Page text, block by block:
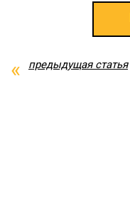
предыдущая статья